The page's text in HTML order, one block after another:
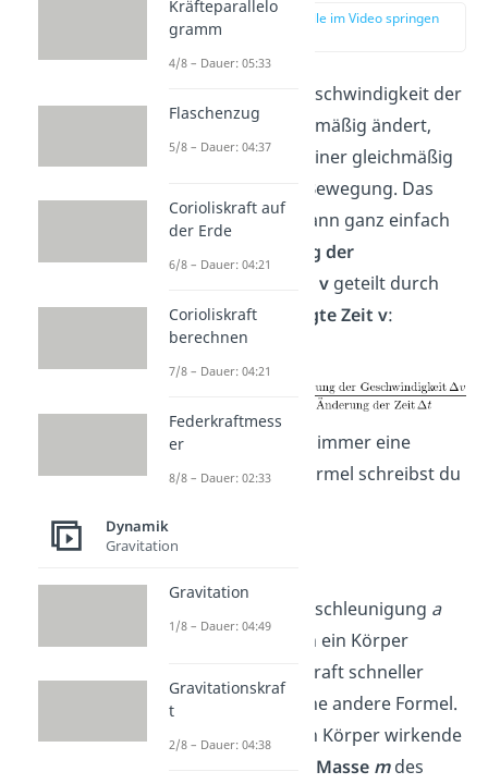
zur Stelle im Video springen
Wenn sich die Geschwindigkeit der
Bewegung gleichmäßig ändert,
sprichst du von einer gleichmäßig
beschleunigten Bewegung. Das
berechnest du dann ganz einfach
Änderung der
Geschwindigkeit vgeteilt durch
die dafürbenötigte Zeit v:
Das
beschreibt immer eine
Änderung. Die Formel schreibst du
Musst du eine Beschleunigung a
berechnen, wenn ein Körper
aufgrund einer Kraft schneller
wird, nutzt du eine andere Formel.
Ist dir die auf den Körper wirkende
Masse mdes
Kräfteparallelo
gramm
4/8 – Dauer: 05:33
Flaschenzug
5/8 – Dauer: 04:37
Corioliskraft auf
der Erde
6/8 – Dauer: 04:21
Corioliskraft
berechnen
7/8 – Dauer: 04:21
Federkraftmess
er
8/8 – Dauer: 02:33
Dynamik
Gravitation
Gravitation
1/8 – Dauer: 04:49
Gravitationskraf
t
2/8 – Dauer: 04:38